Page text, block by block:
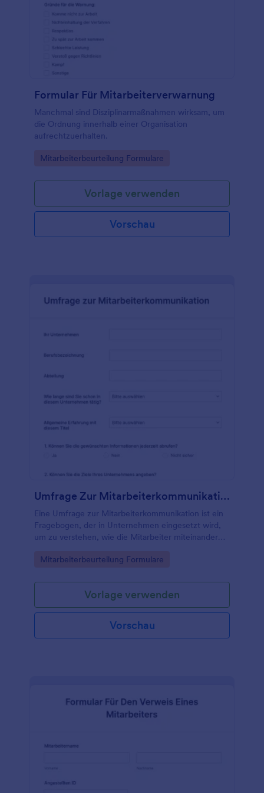
Formular Für Mitarbeiterverwarnung
Manchmal sind Disziplinarmaßnahmen wirksam, um
die Ordnung innerhalb einer Organisation
aufrechtzuerhalten.
Go to Category:
Mitarbeiterbeurteilung Formulare
Vorlage verwenden
Vorschau
Umfrage Zur Mitarbeiterkommunikation
Eine Umfrage zur Mitarbeiterkommunikation ist ein
Fragebogen, der in Unternehmen eingesetzt wird,
um zu verstehen, wie die Mitarbeiter miteinander
Go to Category:
Mitarbeiterbeurteilung Formulare
Vorlage verwenden
Vorschau